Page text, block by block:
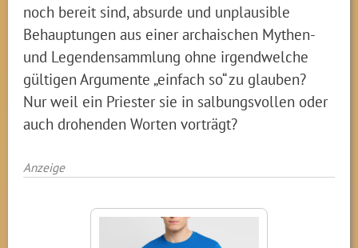
noch bereit sind, absurde und unplausible
Behauptungen aus einer archaischen Mythen-
und Legendensammlung ohne irgendwelche
gültigen Argumente „einfach so“ zu glauben?
Nur weil ein Priester sie in salbungsvollen oder
auch drohenden Worten vorträgt?
Anzeige